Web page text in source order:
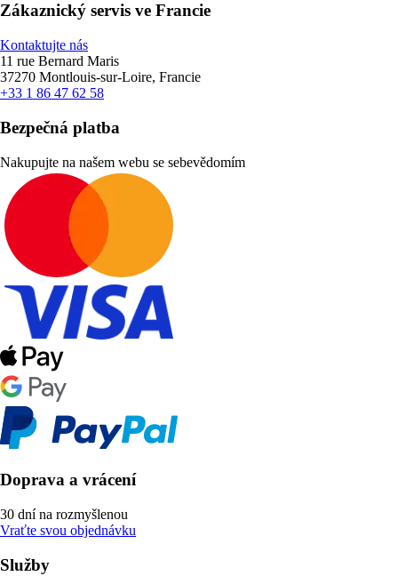
Zákaznický servis ve Francie
Kontaktujte nás
11 rue Bernard Maris
37270 Montlouis-sur-Loire, Francie
+33 1 86 47 62 58
Bezpečná platba
Nakupujte na našem webu se sebevědomím
Doprava a vrácení
30 dní na rozmyšlenou
Vraťte svou objednávku
Služby